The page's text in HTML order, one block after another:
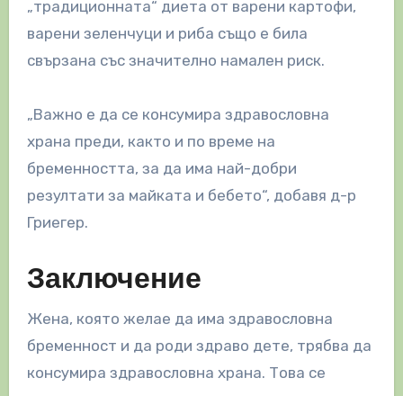
„традиционната“ диета от варени картофи,
варени зеленчуци и риба също е била
свързана със значително намален риск.
„Важно е да се консумира здравословна
храна преди, както и по време на
бременността, за да има най-добри
резултати за майката и бебето“, добавя д-р
Гриегер.
Заключение
Жена, която желае да има здравословна
бременност и да роди здраво дете, трябва да
консумира здравословна храна. Това се